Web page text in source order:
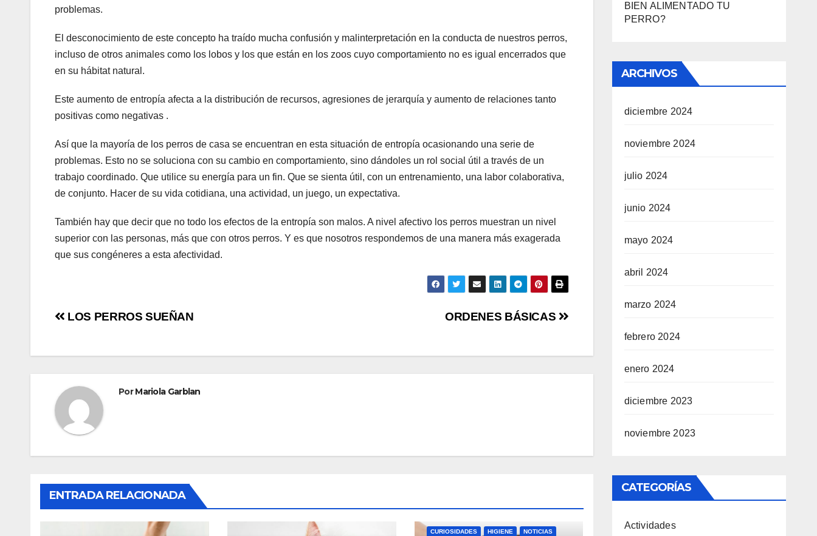
problemas.
El desconocimiento de este concepto ha traído mucha confusión y malinterpretación en la conducta de nuestros perros,
incluso de otros animales como los lobos y los que están en los zoos cuyo comportamiento no es igual encerrados que
en su hábitat natural.
Este aumento de entropía afecta a la distribución de recursos, agresiones de jerarquía y aumento de relaciones tanto
positivas como negativas .
Así que la mayoría de los perros de casa se encuentran en esta situación de entropía ocasionando una serie de
problemas. Esto no se soluciona con su cambio en comportamiento, sino dándoles un rol social útil a través de un
trabajo coordinado. Que utilice su energía para un fin. Que se sienta útil, con un entrenamiento, una labor colaborativa,
de conjunto. Hacer de su vida cotidiana, una actividad, un juego, un expectativa.
También hay que decir que no todo los efectos de la entropía son malos. A nivel afectivo los perros muestran un nivel
superior con las personas, más que con otros perros. Y es que nosotros respondemos de una manera más exagerada
que sus congéneres a esta afectividad.
Navegación
ORDENES BÁSICAS
LOS PERROS SUEÑAN
PorMariola Garblan
ENTRADA RELACIONADA
CURIOSIDADES HIGIENE NOTICIAS
BIEN ALIMENTADO TU
PERRO?
ARCHIVOS
diciembre 2024
noviembre 2024
julio 2024
junio 2024
mayo 2024
abril 2024
marzo 2024
febrero 2024
enero 2024
diciembre 2023
noviembre 2023
CATEGORÍAS
Actividades